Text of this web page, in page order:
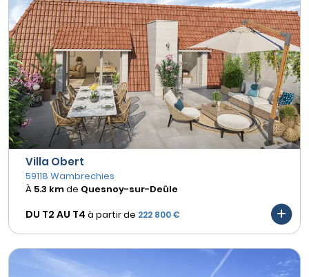
Villa Obert
59118 Wambrechies
À 5.3 kmde Quesnoy-sur-Deûle
DU T2 AU T4 à partir de 222 800 €